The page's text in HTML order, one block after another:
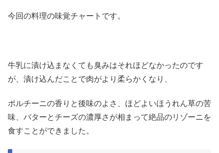
今回の料理の味覚チャートです。
牛乳に漬け込まなくても臭みはそれほどなかったのです
が、漬け込んだことで肉がより柔らかくなり、
ポルチーニの香りと後味のよさ、ほどよいほうれん草の苦
味、バターとチーズの濃厚さが相まって絶品のリゾーニを
食すことができました。